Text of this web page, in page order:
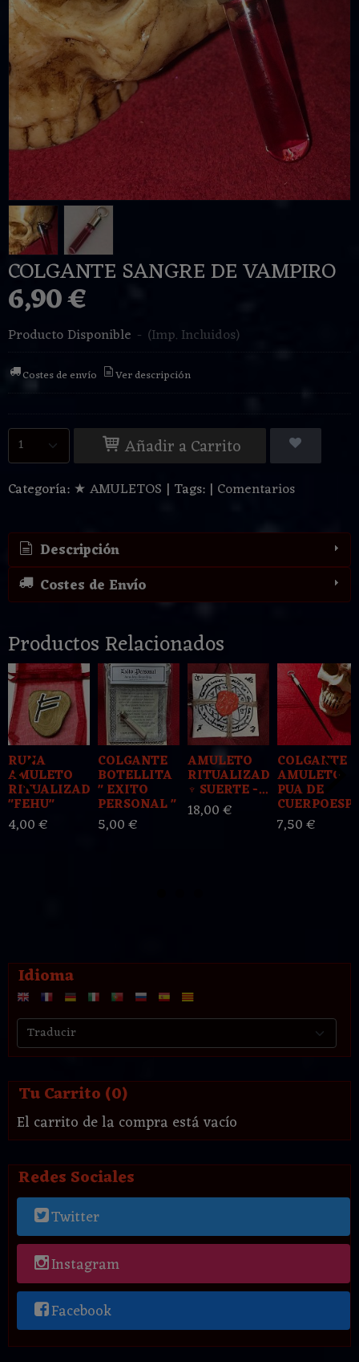
Idioma
Tu Carrito (0)
El carrito de la compra está vacío
Redes Sociales
Twitter
Instagram
Facebook
COLGANTE SANGRE DE VAMPIRO
6,90 €
Producto Disponible - (Imp. Incluidos)
Costes de envío Ver descripción
Añadir a Carrito
Categoría: ★ AMULETOS | Tags: | Comentarios
Descripción
Costes de Envío
Productos Relacionados
RUNA
AMULETO
RITUALIZADO
"FEHU"
4,00 €
COLGANTE
BOTELLITA
" EXITO
PERSONAL "
5,00 €
AMULETO
RITUALIZADO
♆ SUERTE -...
18,00 €
COLGANTE
AMULETO
PUA DE
7,50 €